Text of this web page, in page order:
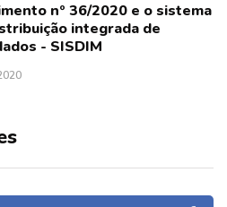
nº 36/2020 e o sistema
integrada de
- SISDIM